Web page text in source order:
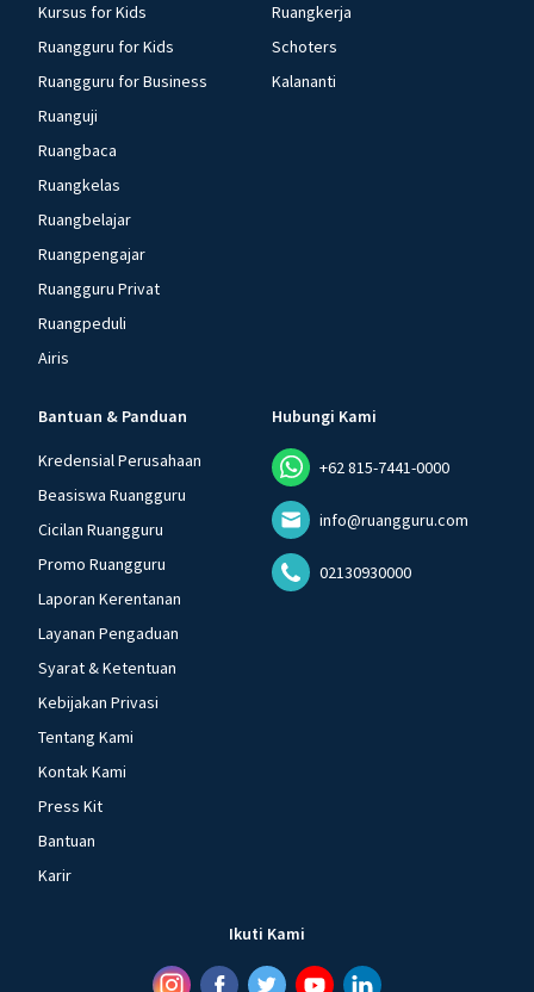
Kursus for Kids
Ruangguru for Kids
Ruangguru for Business
Ruanguji
Ruangbaca
Ruangkelas
Ruangbelajar
Ruangpengajar
Ruangguru Privat
Ruangpeduli
Airis
Ruangkerja
Schoters
Kalananti
Bantuan & Panduan
Kredensial Perusahaan
Beasiswa Ruangguru
Cicilan Ruangguru
Promo Ruangguru
Laporan Kerentanan
Layanan Pengaduan
Syarat & Ketentuan
Kebijakan Privasi
Tentang Kami
Kontak Kami
Press Kit
Bantuan
Karir
Hubungi Kami
+62 815-7441-0000
info@ruangguru.com
02130930000
Ikuti Kami